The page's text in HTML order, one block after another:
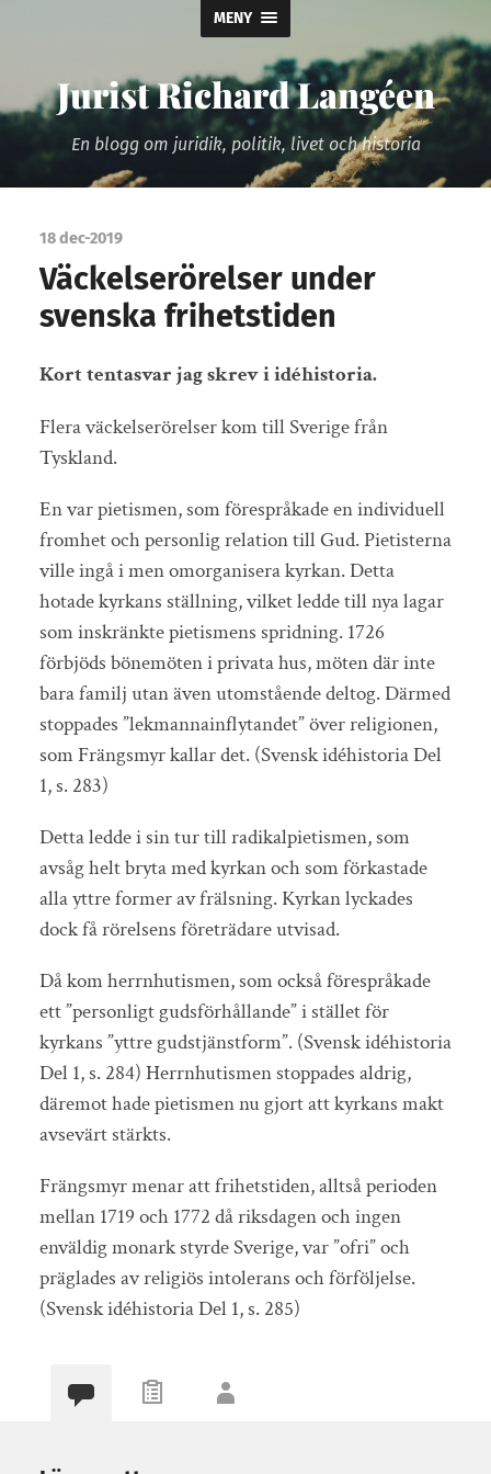
MENY
Jurist Richard Langéen
En blogg om juridik, politik, livet och historia
18 dec-2019
Väckelserörelser under
svenska frihetstiden
Kort tentasvar jag skrev i idéhistoria.
Flera väckelserörelser kom till Sverige från
Tyskland.
En var pietismen, som förespråkade en individuell
fromhet och personlig relation till Gud. Pietisterna
ville ingå i men omorganisera kyrkan. Detta
hotade kyrkans ställning, vilket ledde till nya lagar
som inskränkte pietismens spridning. 1726
förbjöds bönemöten i privata hus, möten där inte
bara familj utan även utomstående deltog. Därmed
stoppades ”lekmannainflytandet” över religionen,
som Frängsmyr kallar det. (Svensk idéhistoria Del
1, s. 283)
Detta ledde i sin tur till radikalpietismen, som
avsåg helt bryta med kyrkan och som förkastade
alla yttre former av frälsning. Kyrkan lyckades
dock få rörelsens företrädare utvisad.
Då kom herrnhutismen, som också förespråkade
ett ”personligt gudsförhållande” i stället för
kyrkans ”yttre gudstjänstform”. (Svensk idéhistoria
Del 1, s. 284) Herrnhutismen stoppades aldrig,
däremot hade pietismen nu gjort att kyrkans makt
avsevärt stärkts.
Frängsmyr menar att frihetstiden, alltså perioden
mellan 1719 och 1772 då riksdagen och ingen
enväldig monark styrde Sverige, var ”ofri” och
präglades av religiös intolerans och förföljelse.
(Svensk idéhistoria Del 1, s. 285)